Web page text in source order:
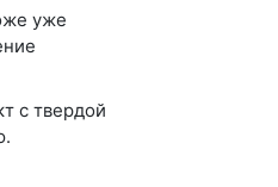
уже
с твердой